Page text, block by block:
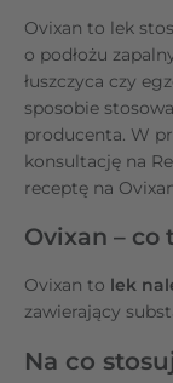
Ovixan to lek
o podłożu
łuszczyca czy
sposobie
producenta. W
konsultację na
receptę na
Ovixan – co
Ovixan to lek
zawierający
Na co